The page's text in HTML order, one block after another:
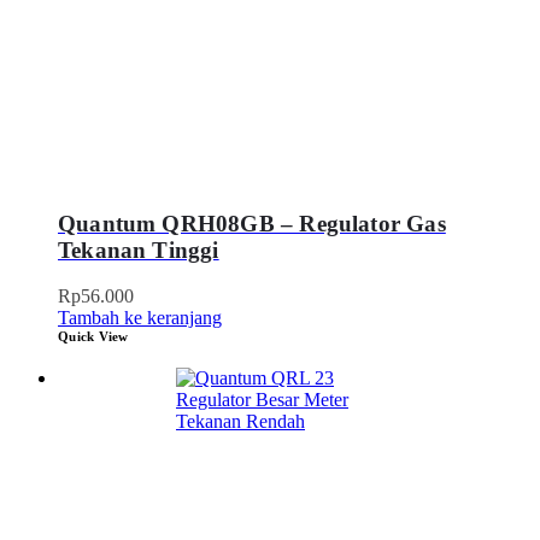
Quantum QRH08GB – Regulator Gas
Tekanan Tinggi
Rp56.000
Tambah ke keranjang
Quick View